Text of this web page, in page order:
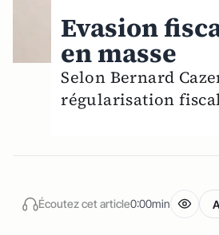
Evasion
en masse
Selon Bernard
régularisation
Écoutez cet article0:00min